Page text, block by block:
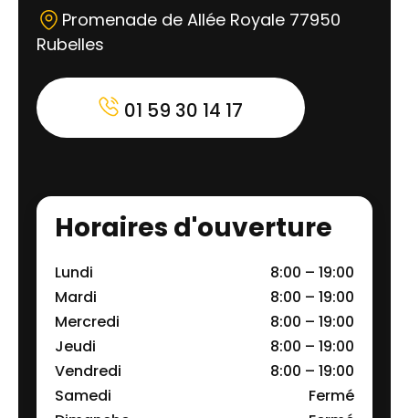
Promenade de Allée Royale 77950
Rubelles
01 59 30 14 17
Horaires d'ouverture
Lundi
8:00 – 19:00
Mardi
8:00 – 19:00
Mercredi
8:00 – 19:00
Jeudi
8:00 – 19:00
Vendredi
8:00 – 19:00
Samedi
Fermé